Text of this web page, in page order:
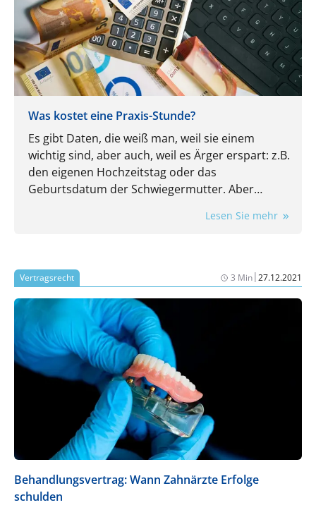
Was kostet eine Praxis-Stunde?
Es gibt Daten, die weiß man, weil sie einem
wichtig sind, aber auch, weil es Ärger erspart: z.B.
den eigenen Hochzeitstag oder das
Geburtsdatum der Schwiegermutter. Aber
Ihrer Praxis? Auch die sind wichtig und auch die
Öffnungsstunde Ihrer Praxis mindestens
erwirtschaftet werden muss, damit am
Monatsende wirklich etwas übrigbleibt? Falls Sie
jetzt kurz (oder vielleicht sogar länger) überlegen
müssen: Herzlich willkommen im Club. Sie sind in
sehr guter Gesellschaft.
Lesen Sie mehr
Vertragsrecht 3 Min|27.12.2021
Behandlungsvertrag: Wann Zahnärzte Erfolge
schulden